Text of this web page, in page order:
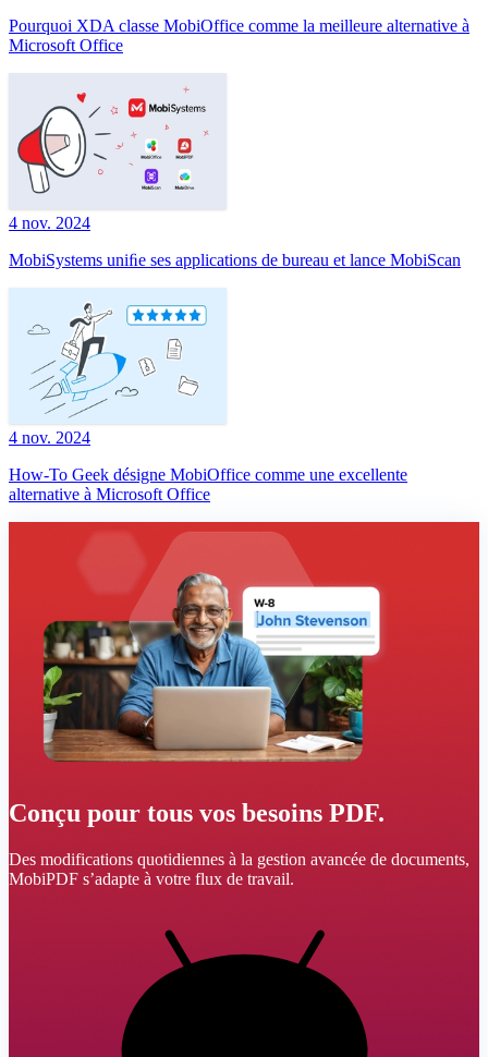
Pourquoi XDA classe MobiOffice comme la meilleure alternative à
Microsoft Office
4 nov. 2024
MobiSystems uniﬁe ses applications de bureau et lance MobiScan
4 nov. 2024
How-To Geek désigne MobiOffice comme une excellente
alternative à Microsoft Office
Conçu pour tous vos besoins PDF.
Des modifications quotidiennes à la gestion avancée de documents,
MobiPDF s’adapte à votre flux de travail.